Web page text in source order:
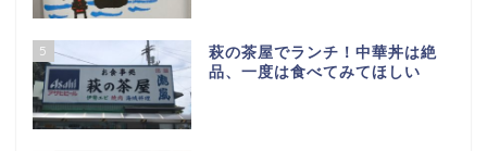
5
萩の茶屋でランチ！中華丼は絶
品、一度は食べてみてほしい